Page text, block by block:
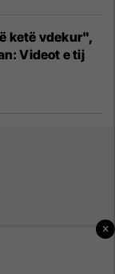
ketë vdekur",
Videot e tij
×